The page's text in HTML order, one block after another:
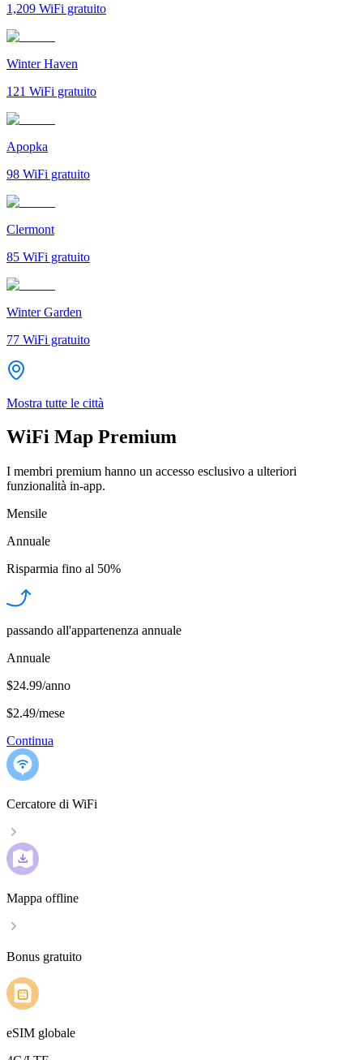
1,209 WiFi gratuito
Winter Haven
121 WiFi gratuito
Apopka
98 WiFi gratuito
Clermont
85 WiFi gratuito
Winter Garden
77 WiFi gratuito
Mostra tutte le città
WiFi Map Premium
I membri premium hanno un accesso esclusivo a ulteriori
funzionalità in-app.
Mensile
Annuale
Risparmia fino al 50%
passando all'appartenenza annuale
Annuale
$24.99/anno
$2.49/mese
Continua
Cercatore di WiFi
Mappa offline
Bonus gratuito
eSIM globale